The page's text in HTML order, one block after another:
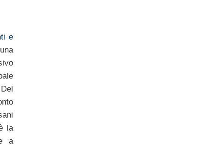
e
la
a